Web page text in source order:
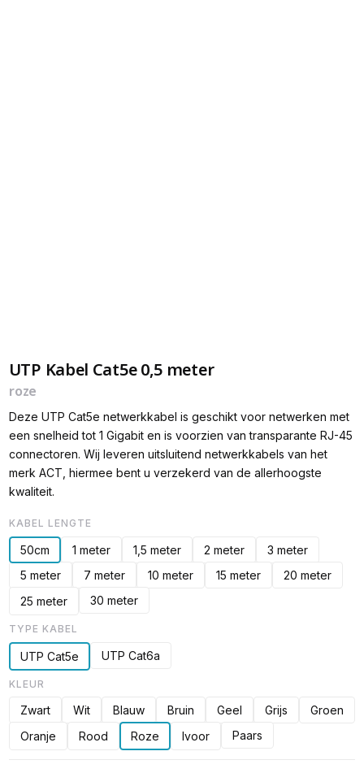
UTP Kabel Cat5e 0,5 meter
roze
Deze UTP Cat5e netwerkkabel is geschikt voor netwerken met
een snelheid tot 1 Gigabit en is voorzien van transparante RJ-45
connectoren. Wij leveren uitsluitend netwerkkabels van het
merk ACT, hiermee bent u verzekerd van de allerhoogste
kwaliteit.
KABEL LENGTE
50cm 1 meter 1,5 meter 2 meter
3 meter
5 meter
7 meter 10 meter 15 meter
20 meter
25 meter
30 meter
TYPE KABEL
UTP Cat5e UTP Cat6a
KLEUR
Zwart Wit Blauw Bruin Geel Grijs
Groen
Oranje
Rood Roze Ivoor Paars